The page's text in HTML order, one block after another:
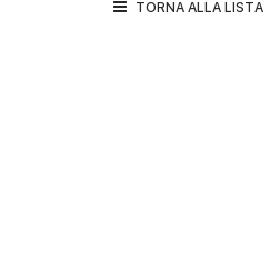
TORNA ALLA LISTA